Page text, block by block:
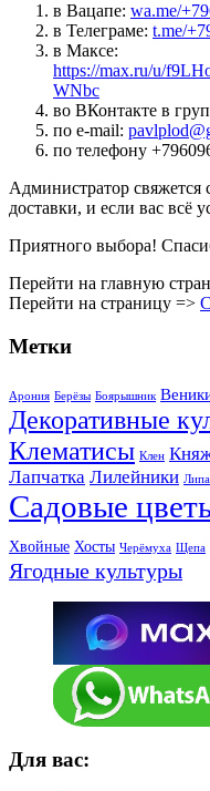
в Вацапе: wa.me/
в Телеграме: t.me/
в Максе:
https://max.ru/u/
WNbc
во ВКонтакте в
по e-mail:
по телефону
Администратор свяжется
доставки, и если вас всё
Приятного выбора!
Перейти на главную
Перейти на страницу =>
Метки
Арония Берёзы Боярышник
Декоративные
Клематисы Клен
Лапчатка Лилейники Липа
Садовые
Хвойные Хосты Черёмуха Щепа
Ягодные культуры
Для вас: